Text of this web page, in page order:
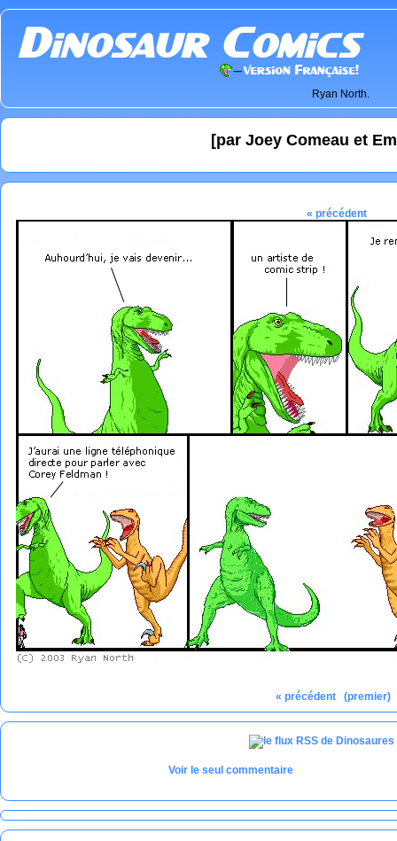
Ryan North.
[par Joey Comeau et
« précédent
« précédent (premier)
Voir le seul commentaire